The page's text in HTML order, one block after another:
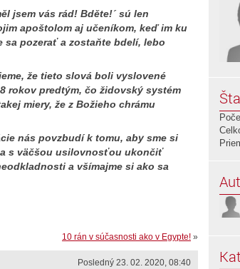
jsem vás rád! Bděte!´ sú len
apoštolom aj učeníkom, keď im ku
sa pozerať a zostaňte bdelí, lebo
že tieto slová boli vyslovené
rokov predtým, čo židovský systém
miery, že z Božieho chrámu
nás povzbudí k tomu, aby sme si
s väčšou usilovnosťou ukončiť
a všímajme si ako sa
10 rán v súčasnosti ako v Egypte! »
Posledný 23. 02. 2020, 08:40